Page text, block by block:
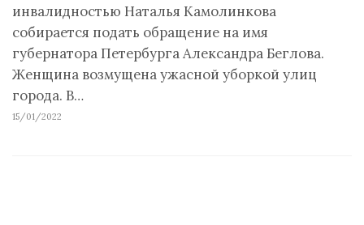
инвалидностью Наталья Камолинкова
собирается подать обращение на имя
губернатора Петербурга Александра Беглова.
Женщина возмущена ужасной уборкой улиц
города. В…
15/01/2022